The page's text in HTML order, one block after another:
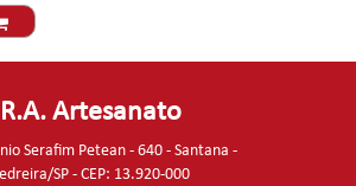
R.A. Artesanato
Serafim Petean - 640 - Santana -
SP - CEP: 13.920-000